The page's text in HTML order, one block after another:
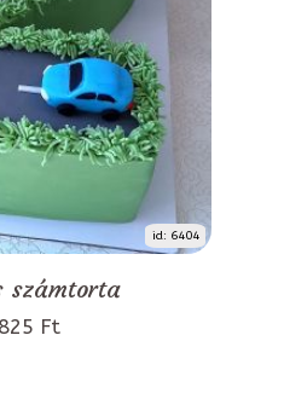
id: 6404
számtorta
Ft